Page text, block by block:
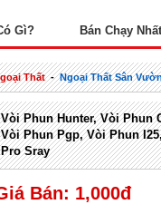
Gì? Bán Chạy Nhất
Thất-Ngoại Thất Sân
Vòi Phun Hunter, Vòi Phun
Vòi Phun Pgp, Vòi Phun
Pro Sray
Bán: 1,000đ